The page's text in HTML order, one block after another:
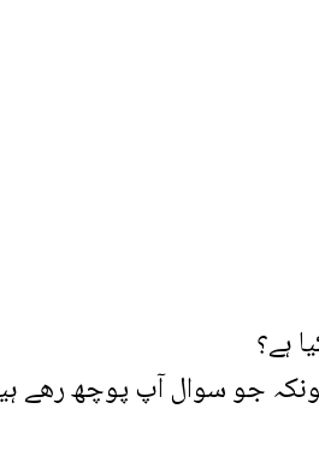
ہے؟
جو سوال آپ پوچھ رھے